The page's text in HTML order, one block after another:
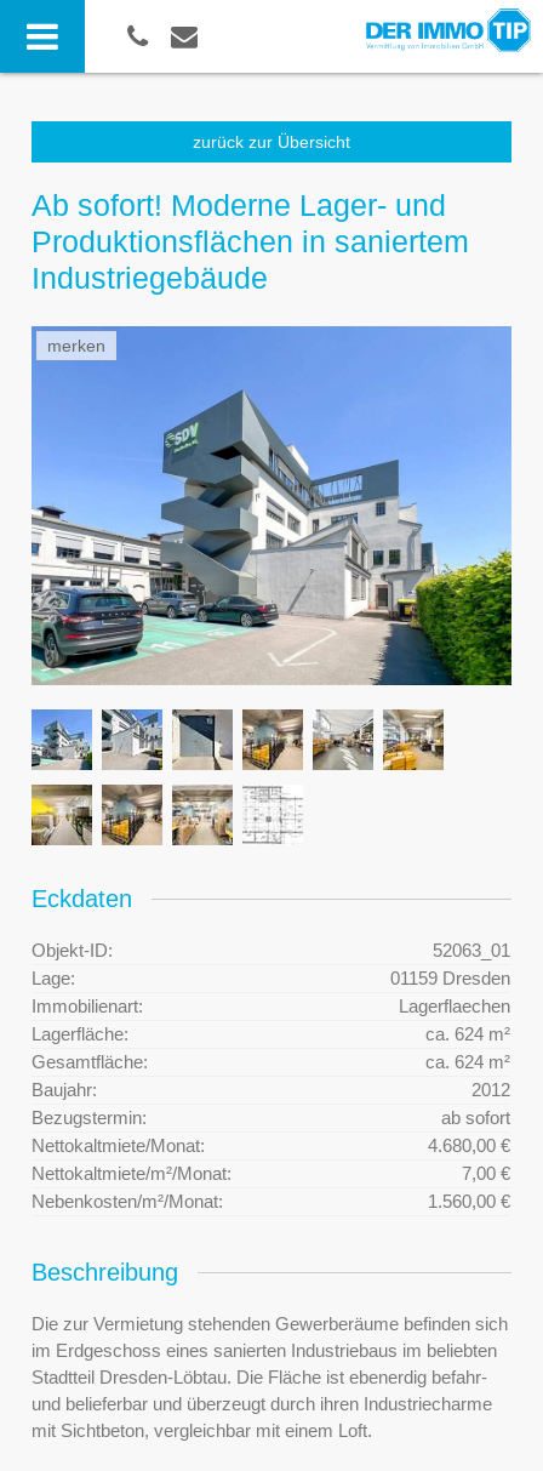
zurück zur Übersicht
Ab sofort! Moderne Lager- und
Produktionsflächen in saniertem
Industriegebäude
merken
Eckdaten
Objekt-ID:
52063_01
Lage:
01159 Dresden
Immobilienart:
Lagerflaechen
Lagerfläche:
ca. 624 m²
Gesamtfläche:
ca. 624 m²
Baujahr:
2012
Bezugstermin:
ab sofort
Nettokaltmiete/Monat:
4.680,00 €
Nettokaltmiete/m²/Monat:
7,00 €
Nebenkosten/m²/Monat:
1.560,00 €
Beschreibung
Die zur Vermietung stehenden Gewerberäume befinden sich
im Erdgeschoss eines sanierten Industriebaus im beliebten
Stadtteil Dresden-Löbtau. Die Fläche ist ebenerdig befahr-
und belieferbar und überzeugt durch ihren Industriecharme
mit Sichtbeton, vergleichbar mit einem Loft.